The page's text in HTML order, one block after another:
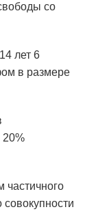
со
лет 6
в размере
20%
частичного